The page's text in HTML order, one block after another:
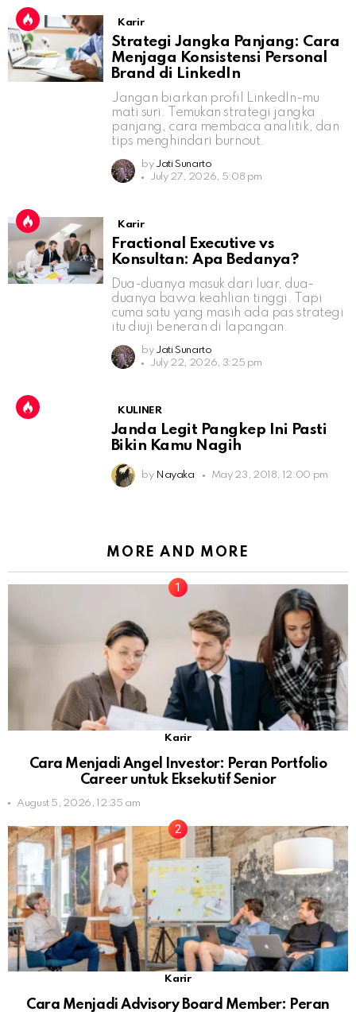
Karir
Strategi Jangka Panjang: Cara
Menjaga Konsistensi Personal
Brand di LinkedIn
Jangan biarkan profil LinkedIn-mu
mati suri. Temukan strategi jangka
panjang, cara membaca analitik, dan
tips menghindari burnout.
by Jati Sunarto
July 27, 2026, 5:08 pm
Karir
Fractional Executive vs
Konsultan: Apa Bedanya?
Dua-duanya masuk dari luar, dua-
duanya bawa keahlian tinggi. Tapi
cuma satu yang masih ada pas strategi
itu diuji beneran di lapangan.
by Jati Sunarto
July 22, 2026, 3:25 pm
KULINER
Janda Legit Pangkep Ini Pasti
Bikin Kamu Nagih
by Nayaka May 23, 2018, 12:00 pm
MORE AND MORE
Karir
Cara Menjadi Angel Investor: Peran Portfolio
Career untuk Eksekutif Senior
August 5, 2026, 12:35 am
Karir
Cara Menjadi Advisory Board Member: Peran